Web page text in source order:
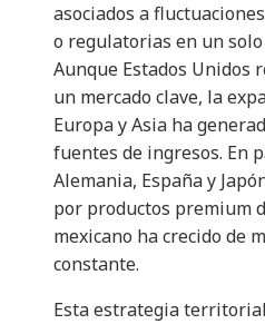
asociados a
o regulatorias en un solo
Aunque Estados Unidos
un mercado clave, la
Europa y Asia ha
fuentes de ingresos. En
Alemania, España y
por productos premium
mexicano ha crecido de
constante.
Esta estrategia